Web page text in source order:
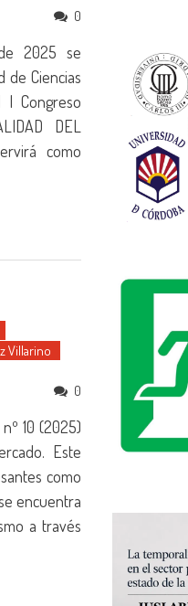
0
2025 se
de Ciencias
Congreso
DEL
como
Villarino
0
10 (2025)
Este
como
encuentra
a través